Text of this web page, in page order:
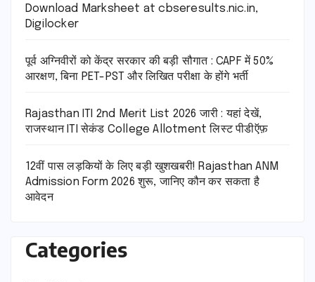
Download Marksheet at cbseresults.nic.in,
Digilocker
पूर्व अग्निवीरों को केंद्र सरकार की बड़ी सौगात : CAPF में 50%
आरक्षण, बिना PET-PST और लिखित परीक्षा के होंगे भर्ती
Rajasthan ITI 2nd Merit List 2026 जारी : यहां देखें,
राजस्थान ITI सेकंड College Allotment लिस्ट पीडीऍफ़
12वीं पास लड़कियों के लिए बड़ी खुशखबरी! Rajasthan ANM
Admission Form 2026 शुरू, जानिए कौन कर सकता है
आवेदन
Categories